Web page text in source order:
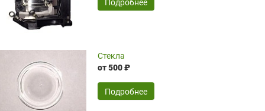
оптимизированной стоимости, чему
чрезмерно благодарны!)))
24.04.2026
широкий ассортимент ламп, как оригиналов,
так и аналогов.Быстрое оформление и
передача в доставку, приемлемые цены. Мне
понравилось.
Читать полностью
Подробнее
Стекла
от 500 ₽
Подробнее